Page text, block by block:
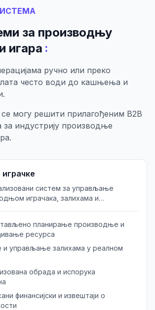
за производњу
игара :
ручно или преко
често води до кашњења и
могу решити прилагођеним B2B
индустрију производње
играчке
систем за управљање
играчака, залихама и
планирање производње и
ресурса
управљање залихама у реалном
обрада и испорука
финансијски и извештаји о